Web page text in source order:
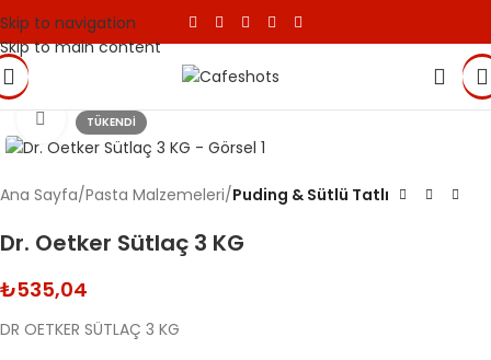
Skip to navigation
Skip to main content
TÜKENDI
Click to enlarge
Ana Sayfa Pasta Malzemeleri Puding & Sütlü Tatlı
Dr. Oetker Sütlaç 3 KG
₺535,04
DR OETKER SÜTLAÇ 3 KG